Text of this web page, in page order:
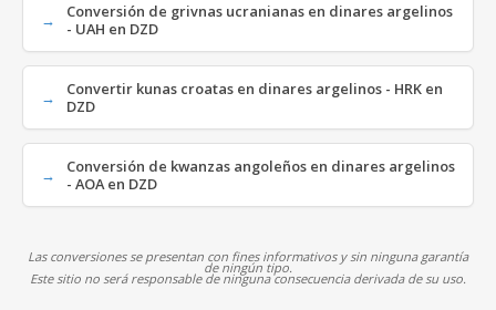
Conversión de grivnas ucranianas en dinares argelinos
- UAH en DZD
Convertir kunas croatas en dinares argelinos - HRK en
DZD
Conversión de kwanzas angoleños en dinares argelinos
- AOA en DZD
Las conversiones se presentan con fines informativos y sin ninguna garantía
de ningún tipo.
Este sitio no será responsable de ninguna consecuencia derivada de su uso.